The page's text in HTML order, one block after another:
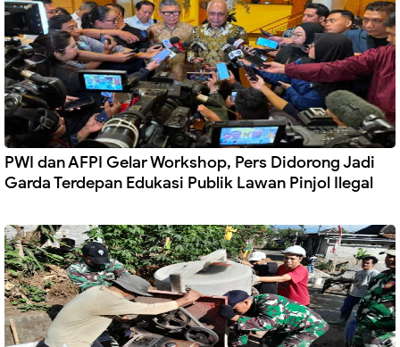
PWI dan AFPI Gelar Workshop, Pers Didorong Jadi
Garda Terdepan Edukasi Publik Lawan Pinjol Ilegal